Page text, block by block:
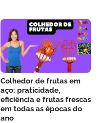
Colhedor de frutas em
aço: praticidade,
eficiência e frutas frescas
em todas as épocas do
ano